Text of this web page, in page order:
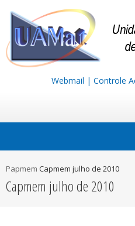
Webmail | Controle
Papmem Capmem julho de 2010
Capmem julho de 2010